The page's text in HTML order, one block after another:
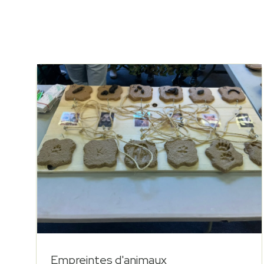
$219
Empreintes d'animaux